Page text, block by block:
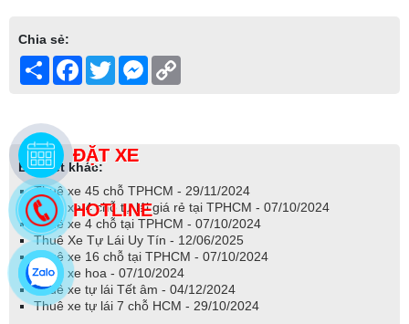
Chia sẻ:
Share Facebook
TwitterMessenger
Bài viết khác:
Thuê xe 45 chỗ TPHCM - 29/11/2024
Thuê xe 4 chỗ tự lái giá rẻ tại TPHCM - 07/10/2024
Thuê xe 4 chỗ tại TPHCM - 07/10/2024
Thuê Xe Tự Lái Uy Tín - 12/06/2025
Thuê xe 16 chỗ tại TPHCM - 07/10/2024
Thuê xe hoa - 07/10/2024
Thuê xe tự lái Tết âm - 04/12/2024
Thuê xe tự lái 7 chỗ HCM - 29/10/2024